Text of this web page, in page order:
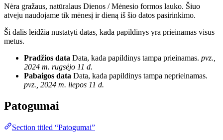
Nėra gražaus, natūralaus Dienos / Mėnesio formos lauko. Šiuo
atveju naudojame tik mėnesį ir dieną iš šio datos pasirinkimo.
Ši dalis leidžia nustatyti datas, kada papildinys yra prieinamas visus
metus.
Pradžios data Data, kada papildinys tampa prieinamas. pvz.,
2024 m. rugsėjo 11 d.
Pabaigos data Data, kada papildinys tampa neprieinamas.
pvz., 2024 m. liepos 11 d.
Patogumai
Section titled “Patogumai”